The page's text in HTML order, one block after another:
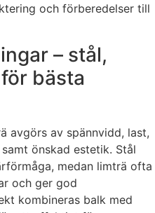
och förberedelser till
– stål,
bästa
avgörs av spännvidd, last,
önskad estetik. Stål
medan limträ ofta
och ger god
kombineras balk med